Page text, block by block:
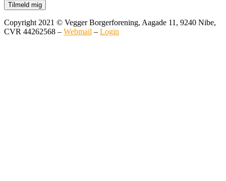
Tilmeld mig
Copyright 2021 © Vegger Borgerforening, Aagade 11, 9240 Nibe,
CVR 44262568 – Webmail – Login